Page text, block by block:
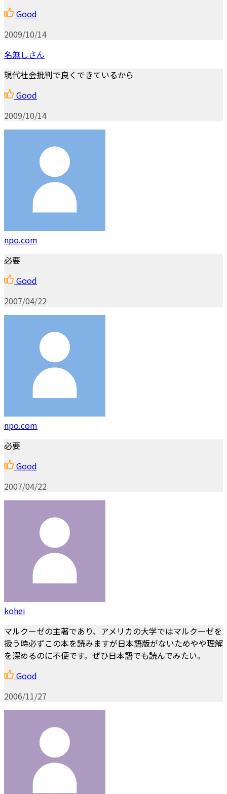
Good
2009/10/14
名無しさん
現代社会批判で良くできているから
Good
2009/10/14
npo.com
必要
Good
2007/04/22
npo.com
必要
Good
2007/04/22
kohei
マルクーゼの主著であり、アメリカの大学ではマルクーゼを
扱う時必ずこの本を読みますが日本語版がないためやや理解
を深めるのに不便です。ぜひ日本語でも読んでみたい。
Good
2006/11/27